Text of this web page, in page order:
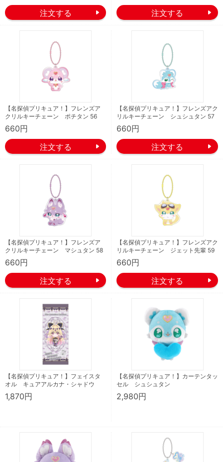
【名探偵プリキュア！】フレンズア
クリルキーチェーン ポチタン 56
660円
【名探偵プリキュア！】フレンズアク
リルキーチェーン シュシュタン 57
660円
【名探偵プリキュア！】フレンズア
クリルキーチェーン マシュタン 58
660円
【名探偵プリキュア！】フレンズアク
リルキーチェーン ジェット先輩 59
660円
【名探偵プリキュア！】フェイスタ
オル キュアアルカナ・シャドウ
1,870円
【名探偵プリキュア！】カーテンタッ
セル シュシュタン
2,980円